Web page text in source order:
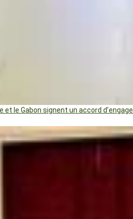
le Gabon signent un accord